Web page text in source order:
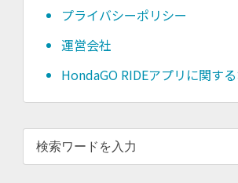
プライバシーポリシー
運営会社
HondaGO RIDEアプリに関す